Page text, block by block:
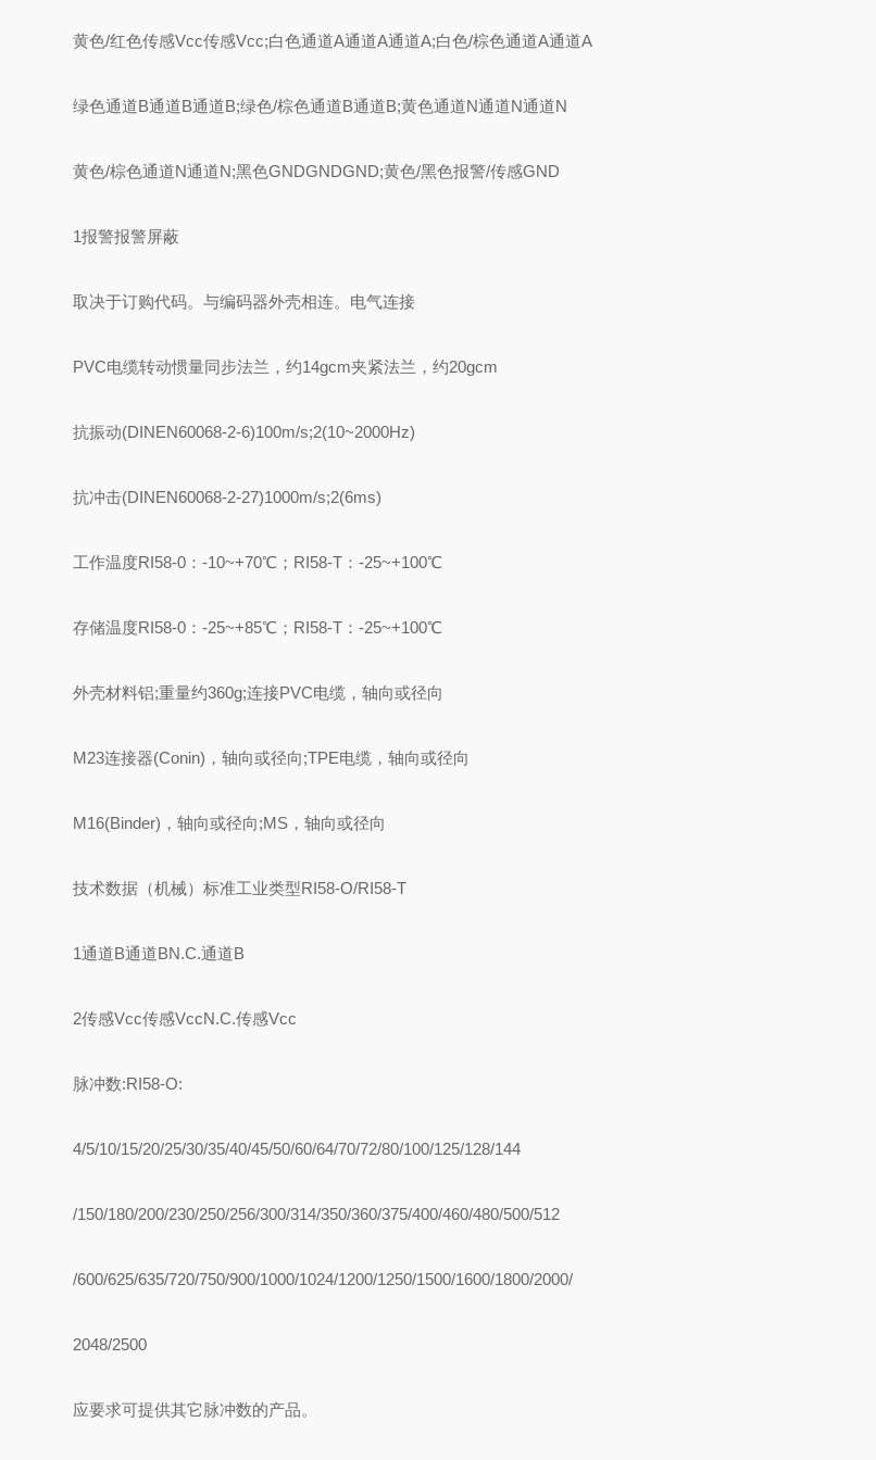
黄色/红色传感Vcc传感Vcc;白色通道A通道A通道A;白色/棕色通道A通道A
绿色通道B通道B通道B;绿色/棕色通道B通道B;黄色通道N通道N通道N
黄色/棕色通道N通道N;黑色GNDGNDGND;黄色/黑色报警/传感GND
1报警报警屏蔽
取决于订购代码。与编码器外壳相连。电气连接
PVC电缆转动惯量同步法兰，约14gcm夹紧法兰，约20gcm
抗振动(DINEN60068-2-6)100m/s;2(10~2000Hz)
抗冲击(DINEN60068-2-27)1000m/s;2(6ms)
工作温度RI58-0：-10~+70℃；RI58-T：-25~+100℃
存储温度RI58-0：-25~+85℃；RI58-T：-25~+100℃
外壳材料铝;重量约360g;连接PVC电缆，轴向或径向
M23连接器(Conin)，轴向或径向;TPE电缆，轴向或径向
M16(Binder)，轴向或径向;MS，轴向或径向
技术数据（机械）标准工业类型RI58-O/RI58-T
1通道B通道BN.C.通道B
2传感Vcc传感VccN.C.传感Vcc
脉冲数:RI58-O:
4/5/10/15/20/25/30/35/40/45/50/60/64/70/72/80/100/125/128/144
/150/180/200/230/250/256/300/314/350/360/375/400/460/480/500/512
/600/625/635/720/750/900/1000/1024/1200/1250/1500/1600/1800/2000/
2048/2500
应要求可提供其它脉冲数的产品。